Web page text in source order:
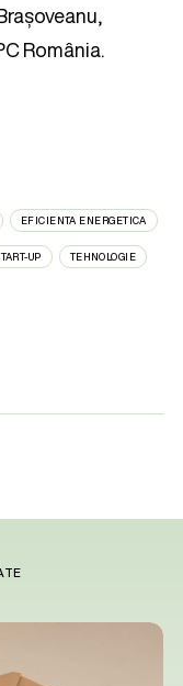
România.
EFICIENTA ENERGETICA
UP TEHNOLOGIE